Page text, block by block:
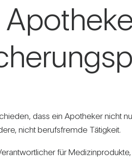
dass ein Apo­theker nicht
nicht berufs­fremde Tätig­keit.
für